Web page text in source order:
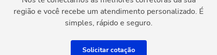
região e você recebe um atendimento personalizado. É
simples, rápido e seguro.
Solicitar cotação